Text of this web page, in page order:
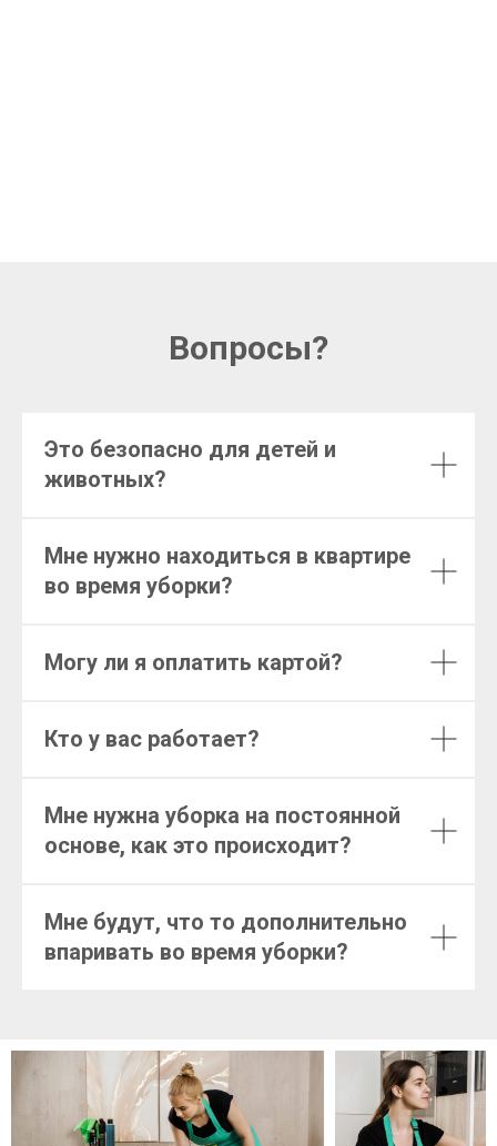
Вопросы?
Это безопасно для детей и
животных?
Мне нужно находиться в квартире
во время уборки?
Могу ли я оплатить картой?
Кто у вас работает?
Мне нужна уборка на постоянной
основе, как это происходит?
Мне будут, что то дополнительно
впаривать во время уборки?